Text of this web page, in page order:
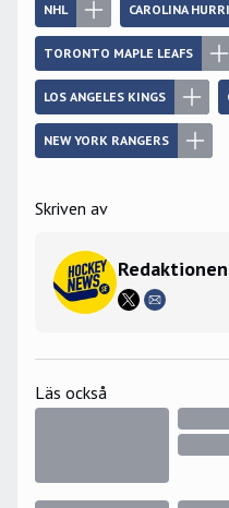
NHL CAROLINA
TORONTO MAPLE LEAFS
LOS ANGELES KINGS
NEW YORK RANGERS
Skriven av
Läs också